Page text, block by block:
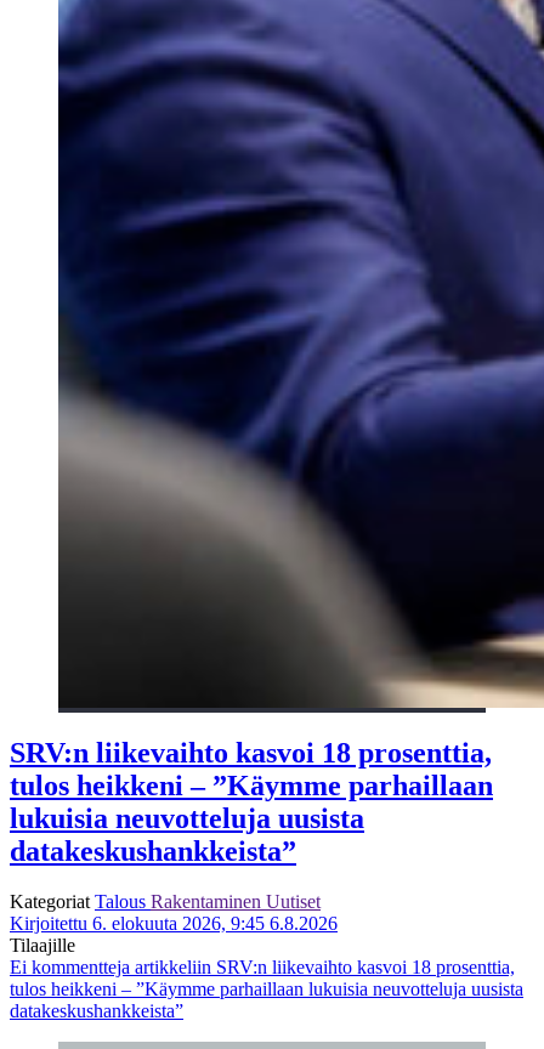
SRV:n liikevaihto kasvoi 18 prosenttia,
tulos heikkeni – ”Käymme parhaillaan
lukuisia neuvotteluja uusista
datakeskushankkeista”
KategoriatTalous Rakentaminen Uutiset
Kirjoitettu 6. elokuuta 2026, 9:45 6.8.2026
Tilaajille
Ei kommentteja artikkeliin SRV:n liikevaihto kasvoi 18 prosenttia,
tulos heikkeni – ”Käymme parhaillaan lukuisia neuvotteluja uusista
datakeskushankkeista”